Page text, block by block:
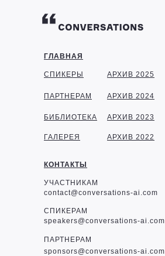
ГЛАВНАЯ
КОНТАКТЫ
СПИКЕРЫ
ПАРТНЕРАМ
БИБЛИОТЕКА
УЧАСТНИКАМ
contact@conversations-ai.com
СПИКЕРАМ
speakers@conversations-ai.com
ПАРТНЕРАМ
sponsors@conversations-ai.com
ГАЛЕРЕЯ
АРХИВ 2025
АРХИВ 2024
АРХИВ 2023
АРХИВ 2022